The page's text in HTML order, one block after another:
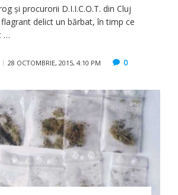
şi procurorii D.I.I.C.O.T. din Cluj
delict un bărbat, în timp ce
…
28 OCTOMBRIE, 2015, 4:10 PM 0